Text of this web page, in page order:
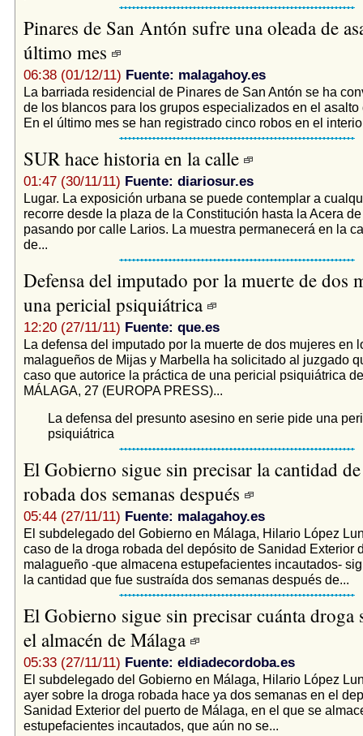
Pinares de San Antón sufre una oleada de
último mes
06:38 (01/12/11) Fuente: malagahoy.es
La barriada residencial de Pinares de San Antón se ha
de los blancos para los grupos especializados en el asalto
En el último mes se han registrado cinco robos en el
SUR hace historia en la calle
01:47 (30/11/11) Fuente: diariosur.es
Lugar. La exposición urbana se puede contemplar a
recorre desde la plaza de la Constitución hasta la Acera
pasando por calle Larios. La muestra permanecerá en la
de...
Defensa del imputado por la muerte de dos
una pericial psiquiátrica
12:20 (27/11/11) Fuente: que.es
La defensa del imputado por la muerte de dos mujeres en
malagueños de Mijas y Marbella ha solicitado al juzgado
caso que autorice la práctica de una pericial psiquiátrica
MÁLAGA, 27 (EUROPA PRESS)...
La defensa del presunto asesino en serie pide una
psiquiátrica
El Gobierno sigue sin precisar la cantidad
robada dos semanas después
05:44 (27/11/11) Fuente: malagahoy.es
El subdelegado del Gobierno en Málaga, Hilario López
caso de la droga robada del depósito de Sanidad Exterior
malagueño -que almacena estupefacientes incautados-
la cantidad que fue sustraída dos semanas después de...
El Gobierno sigue sin precisar cuánta droga
el almacén de Málaga
05:33 (27/11/11) Fuente: eldiadecordoba.es
El subdelegado del Gobierno en Málaga, Hilario López
ayer sobre la droga robada hace ya dos semanas en el
Sanidad Exterior del puerto de Málaga, en el que se
estupefacientes incautados, que aún no se...